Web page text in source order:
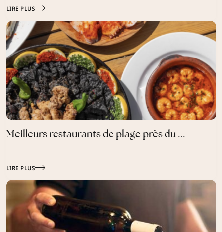
LIRE PLUS
Meilleurs restaurants de plage près du ...
LIRE PLUS